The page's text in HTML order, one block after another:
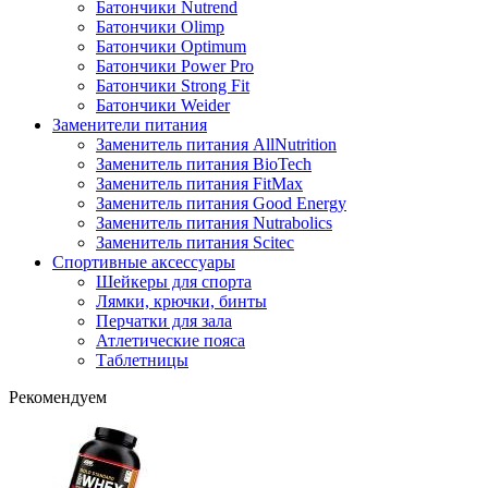
Батончики Nutrend
Батончики Olimp
Батончики Optimum
Батончики Power Pro
Батончики Strong Fit
Батончики Weider
Заменители питания
Заменитель питания AllNutrition
Заменитель питания BioTech
Заменитель питания FitMax
Заменитель питания Good Energy
Заменитель питания Nutrabolics
Заменитель питания Scitec
Спортивные аксессуары
Шейкеры для спорта
Лямки, крючки, бинты
Перчатки для зала
Атлетические пояса
Таблетницы
Рекомендуем